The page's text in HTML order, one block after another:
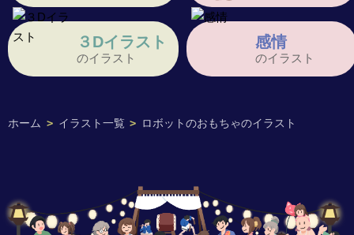
ホーム > イラスト一覧 > ロボットのおもちゃのイラスト
３Dイラスト
のイラスト
感情
のイラスト